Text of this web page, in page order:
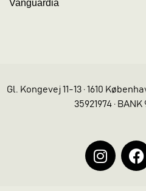
Vanguardia
Gl. Kongevej 11-13 · 1610
35921974 · BANK